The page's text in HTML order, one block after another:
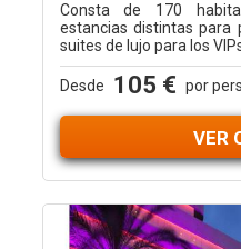
Consta de 170
estancias distintas para
suites de lujo para los VIPs
Desde 105 € por
VER